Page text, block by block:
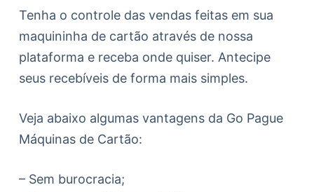
Tenha o controle das vendas feitas em sua
maquininha de cartão através de nossa
plataforma e receba onde quiser. Antecipe
seus recebíveis de forma mais simples.
Veja abaixo algumas vantagens da Go Pague
Máquinas de Cartão:
– Sem burocracia;